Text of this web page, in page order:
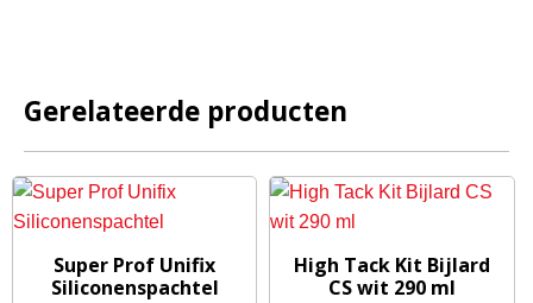
Gerelateerde producten
Super Prof Unifix
Siliconenspachtel
High Tack Kit Bijlard
CS wit 290 ml